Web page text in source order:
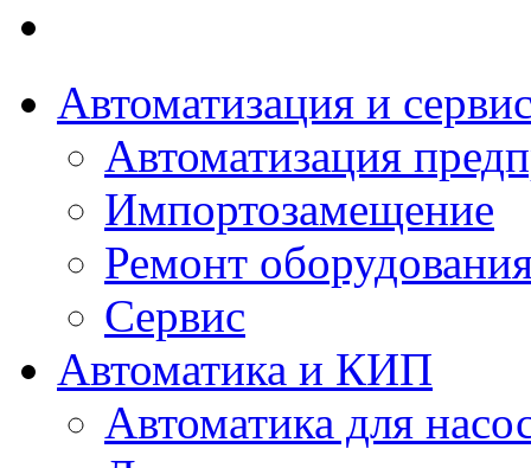
Автоматизация и
Автоматизация
Импортозамещение
Ремонт
Сервис
Автоматика и КИП
Автоматика для